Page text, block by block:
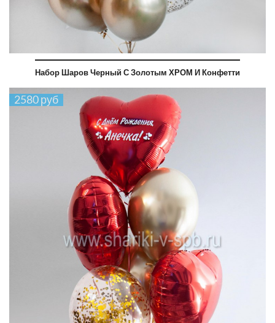
Набор Шаров Черный С Золотым ХРОМ И Конфетти
2580 руб